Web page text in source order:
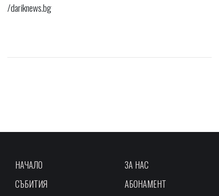
/dariknews.bg
НАЧАЛО
СЪБИТИЯ
ЗА НАС
АБОНАМЕНТ